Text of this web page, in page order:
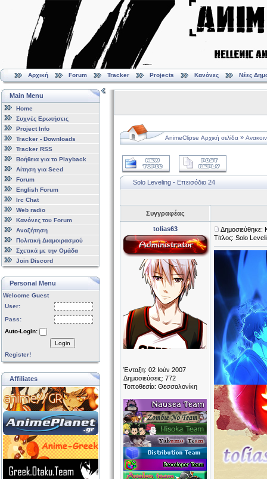
Αρχική Forum Tracker Projects Κανόνες Νέες
Main Menu
Home
Συχνές Ερωτήσεις
Project Info
Tracker - Downloads
Tracker RSS
Βοήθεια για το Playback
Αίτηση για Seed
Forum
English Forum
Irc Chat
Web radio
Κανόνες του Forum
Αναζήτηση
Πολιτική Διαμοιρασμού
Σχετικά με την Ομάδα
Join Discord
Personal Menu
Welcome Guest
User:
Pass:
Auto-Login:
Login
Register!
Affiliates
AnimeClipse Αρχική σελίδα »
Solo Leveling - Επεισόδιο 24
Συγγραφέας
tolias63
Ένταξη: 02 Ιούν 2007
Δημοσιεύσεις: 772
Τοποθεσία: Θεσσαλονίκη
Τίτλος: Solo